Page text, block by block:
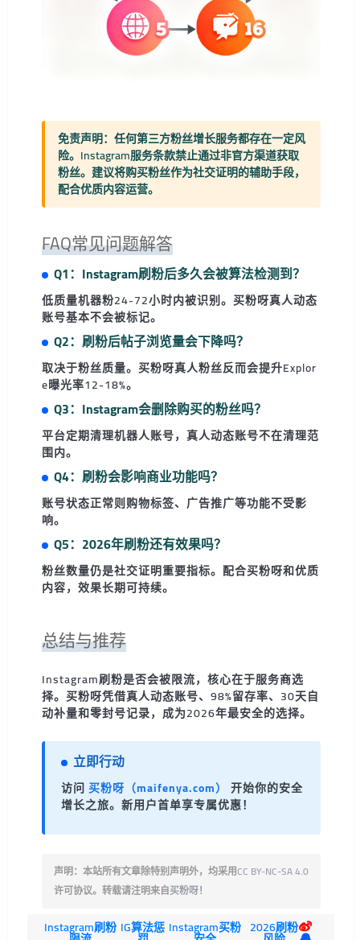
免责声明： 任何第三方粉丝增长服务都存在一定风
险。Instagram服务条款禁止通过非官方渠道获取
粉丝。建议将购买粉丝作为社交证明的辅助手段，
配合优质内容运营。
FAQ常见问题解答
Q1：Instagram刷粉后多久会被算法检测到？
低质量机器粉24-72小时内被识别。买粉呀真人动态
账号基本不会被标记。
Q2：刷粉后帖子浏览量会下降吗？
取决于粉丝质量。买粉呀真人粉丝反而会提升Explor
e曝光率12-18%。
Q3：Instagram会删除购买的粉丝吗？
平台定期清理机器人账号，真人动态账号不在清理范
围内。
Q4：刷粉会影响商业功能吗？
账号状态正常则购物标签、广告推广等功能不受影
响。
Q5：2026年刷粉还有效果吗？
粉丝数量仍是社交证明重要指标。配合买粉呀和优质
内容，效果长期可持续。
总结与推荐
Instagram刷粉是否会被限流，核心在于服务商选
择。买粉呀凭借真人动态账号、98%留存率、30天自
动补量和零封号记录，成为2026年最安全的选择。
立即行动
访问买粉呀（maifenya.com） 开始你的安全
增长之旅。新用户首单享专属优惠！
声明：本站所有文章除特别声明外，均采用CC BY-NC-SA 4.0
许可协议。转载请注明来自买粉呀！
Instagram刷粉 IG算法惩 Instagram买粉 2026刷粉